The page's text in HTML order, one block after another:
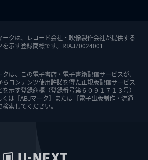
ークは、レコード会社・映像製作会社が提供する
を示す登録商標です。RIAJ70024001
クは、この電子書店・電子書籍配信サービスが、
らコンテンツ使用許諾を得た正規版配信サービス
を示す登録商標（登録番号第６０９１７１３号）
くは［ABJマーク］または［電子出版制作・流通
索してください。